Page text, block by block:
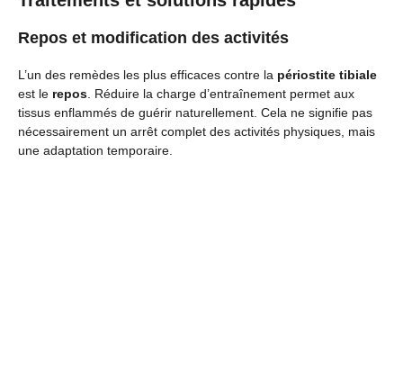
Repos et modification des activités
L’un des remèdes les plus efficaces contre la périostite tibiale
est le repos . Réduire la charge d’entraînement permet aux
tissus enflammés de guérir naturellement. Cela ne signifie pas
nécessairement un arrêt complet des activités physiques, mais
une adaptation temporaire.